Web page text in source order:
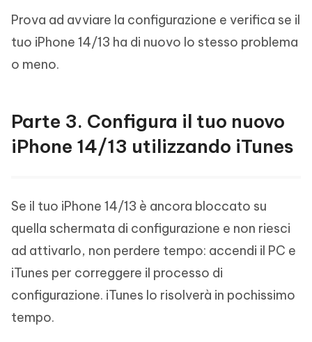
Prova ad avviare la configurazione e verifica se il
tuo iPhone 14/13 ha di nuovo lo stesso problema
o meno.
Parte 3. Configura il tuo nuovo
iPhone 14/13 utilizzando iTunes
Se il tuo iPhone 14/13 è ancora bloccato su
quella schermata di configurazione e non riesci
ad attivarlo, non perdere tempo: accendi il PC e
iTunes per correggere il processo di
configurazione. iTunes lo risolverà in pochissimo
tempo.